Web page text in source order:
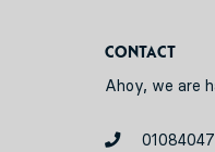
Contact
Ahoy, we are